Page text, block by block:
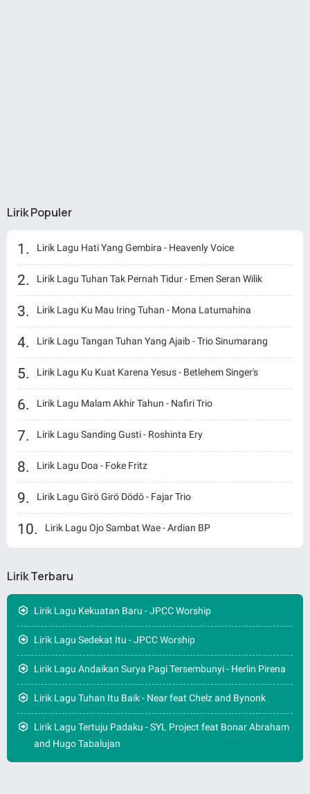
Lirik Populer
Lirik Lagu Hati Yang Gembira - Heavenly Voice
Lirik Lagu Tuhan Tak Pernah Tidur - Emen Seran Wilik
Lirik Lagu Ku Mau Iring Tuhan - Mona Latumahina
Lirik Lagu Tangan Tuhan Yang Ajaib - Trio Sinumarang
Lirik Lagu Ku Kuat Karena Yesus - Betlehem Singer's
Lirik Lagu Malam Akhir Tahun - Nafiri Trio
Lirik Lagu Sanding Gusti - Roshinta Ery
Lirik Lagu Doa - Foke Fritz
Lirik Lagu Girö Girö Dödö - Fajar Trio
Lirik Lagu Ojo Sambat Wae - Ardian BP
Lirik Terbaru
Lirik Lagu Kekuatan Baru - JPCC Worship
Lirik Lagu Sedekat Itu - JPCC Worship
Lirik Lagu Andaikan Surya Pagi Tersembunyi - Herlin Pirena
Lirik Lagu Tuhan Itu Baik - Near feat Chelz and Bynonk
Lirik Lagu Tertuju Padaku - SYL Project feat Bonar Abraham
and Hugo Tabalujan